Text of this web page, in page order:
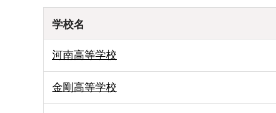
学校名
河南高等学校
金剛高等学校